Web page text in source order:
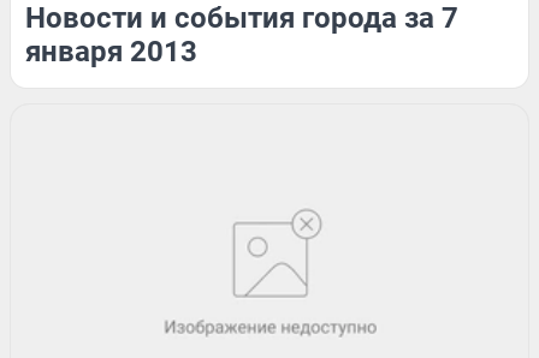
Новости и события города за 7
января 2013